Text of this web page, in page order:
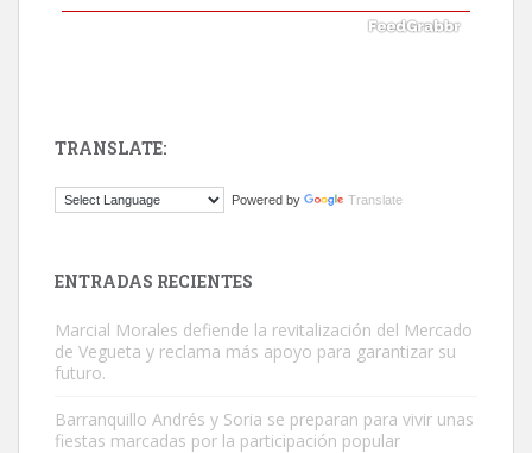
Este gato macho ha aparecido en la calle hace menos de un mes,
TRANSLATE:
Powered by Translate
ENTRADAS RECIENTES
Marcial Morales defiende la revitalización del Mercado
de Vegueta y reclama más apoyo para garantizar su
futuro.
Barranquillo Andrés y Soria se preparan para vivir unas
fiestas marcadas por la participación popular